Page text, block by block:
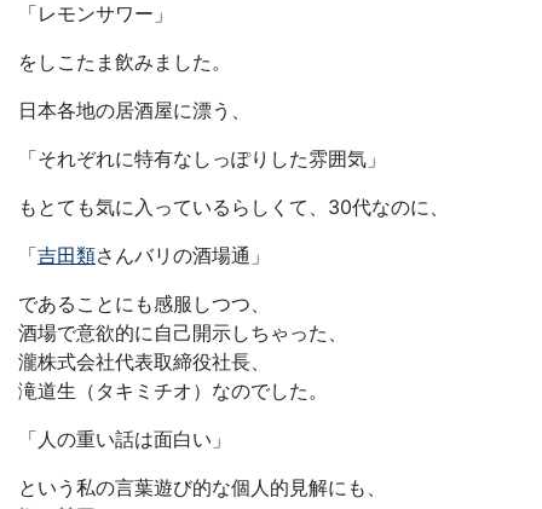
「レモンサワー」
をしこたま飲みました。
日本各地の居酒屋に漂う、
「それぞれに特有なしっぽりした雰囲気」
もとても気に入っているらしくて、30代なのに、
「吉田類さんバリの酒場通」
であることにも感服しつつ、
酒場で意欲的に自己開示しちゃった、
瀧株式会社代表取締役社長、
滝道生（タキミチオ）なのでした。
「人の重い話は面白い」
という私の言葉遊び的な個人的見解にも、